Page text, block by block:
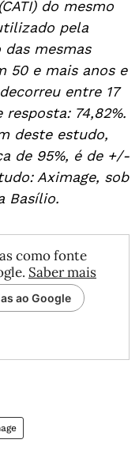
do mesmo
pela
mesmas
50 e mais anos e
entre 17
resposta: 74,82%.
deste estudo,
de 95%, é de +/-
Aximage, sob
Basílio.
como fonte
Saber mais
ao Google